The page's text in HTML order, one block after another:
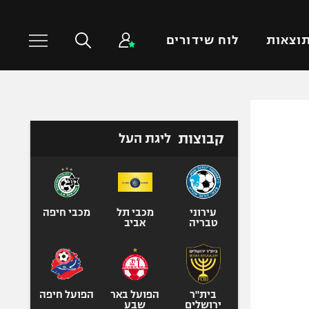
תוצאות לוח שידורים
טניס
כדורעף
ספורט אולימפי
קבוצות ליגת העל
עירוני
טבריה
מכבי תל
אביב
מכבי חיפה
בית"ר
ירושלים
הפועל באר
שבע
הפועל חיפה